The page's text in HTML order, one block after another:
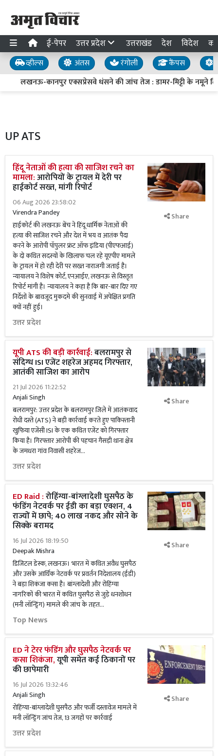
ई-पेपर उत्तर प्रदेश उत्तराखंड देश विदेश
व्हील्स अंतस रंगोली कैंपस
लखनऊ-कानपुर एक्सप्रेसवे धंसने की जांच तेज : डामर-मिट्टी के नमूने
UP ATS
हिंदू नेताओं की हत्या की साजिश रचने का
मामला:आरोपियों के ट्रायल में देरी पर
हाईकोर्ट सख्त, मांगी रिपोर्ट
06 Aug 2026 23:58:02
Virendra Pandey
हाईकोर्ट की लखनऊ बेंच ने हिंदू धार्मिक नेताओं की
हत्या की साजिश रचने और देश में भय व आतंक पैदा
करने के आरोपी पॉपुलर फ्रंट ऑफ इंडिया (पीएफआई)
के दो कथित सदस्यों के खिलाफ चल रहे यूएपीए मामले
के ट्रायल में हो रही देरी पर सख्त नाराजगी जताई है।
न्यायालय ने विशेष कोर्ट, एनआईए, लखनऊ से विस्तृत
रिपोर्ट मांगी है। न्यायालय ने कहा है कि बार-बार दिए गए
निर्देशों के बावजूद मुकदमे की सुनवाई में अपेक्षित प्रगति
क्यों नहीं हुई।
उत्तर प्रदेश
Share
यूपी ATS की बड़ी कार्रवाई:बलरामपुर से
संदिग्ध ISI एजेंट शहरेज अहमद गिरफ्तार,
आतंकी साजिश का आरोप
21 Jul 2026 11:22:52
Anjali Singh
बलरामपुर: उत्तर प्रदेश के बलरामपुर जिले में आतंकवाद
रोधी दस्ते (ATS) ने बड़ी कार्रवाई करते हुए पाकिस्तानी
खुफिया एजेंसी ISI के एक कथित एजेंट को गिरफ्तार
किया है। गिरफ्तार आरोपी की पहचान गैसड़ी थाना क्षेत्र
के जमधरा गांव निवासी शहरेज...
उत्तर प्रदेश
Share
ED Raid :रोहिंग्या-बांग्लादेशी घुसपैठ के
फंडिंग नेटवर्क पर ईडी का बड़ा एक्शन, 4
राज्यों में छापे; 40 लाख नकद और सोने के
सिक्के बरामद
16 Jul 2026 18:19:50
Deepak Mishra
डिजिटल डेस्क, लखनऊ। भारत में कथित अवैध घुसपैठ
और उसके आर्थिक नेटवर्क पर प्रवर्तन निदेशालय (ईडी)
ने बड़ा शिकंजा कसा है। बांग्लादेशी और रोहिंग्या
नागरिकों की भारत में कथित घुसपैठ से जुड़े धनशोधन
(मनी लॉन्ड्रिंग) मामले की जांच के तहत...
Top News
Share
ED ने टेरर फंडिंग और घुसपैठ नेटवर्क पर
कसा शिकंजा,यूपी समेत कई ठिकानों पर
की छापेमारी
16 Jul 2026 13:32:46
Anjali Singh
रोहिंग्या-बांग्लादेशी घुसपैठ और फर्जी दस्तावेज मामले में
मनी लॉन्ड्रिंग जांच तेज, 13 जगहों पर कार्रवाई
उत्तर प्रदेश
Share